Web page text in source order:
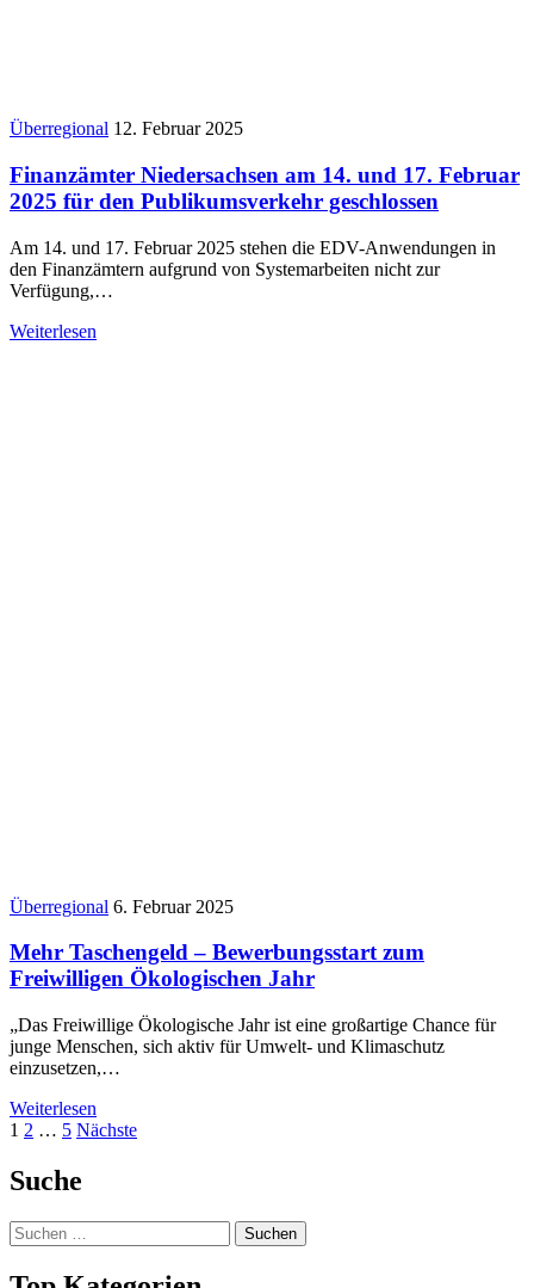
Überregional 12. Februar 2025
Finanzämter Niedersachsen am 14. und 17. Februar
2025 für den Publikumsverkehr geschlossen
Am 14. und 17. Februar 2025 stehen die EDV-Anwendungen in
den Finanzämtern aufgrund von Systemarbeiten nicht zur
Verfügung,…
Weiterlesen
Überregional 6. Februar 2025
Mehr Taschengeld – Bewerbungsstart zum
Freiwilligen Ökologischen Jahr
„Das Freiwillige Ökologische Jahr ist eine großartige Chance für
junge Menschen, sich aktiv für Umwelt- und Klimaschutz
einzusetzen,…
Weiterlesen
Seitennummerierung
der
Beiträge
1 2 … 5 Nächste
Suche
Suchen
nach: